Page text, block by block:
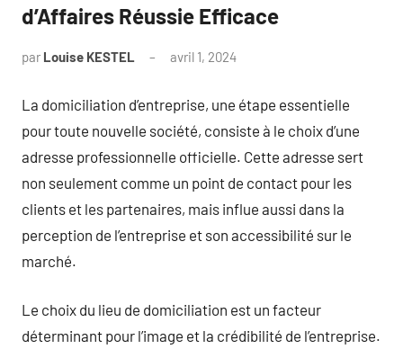
d’Affaires Réussie Efficace
par Louise KESTEL avril 1, 2024
La domiciliation d’entreprise, une étape essentielle
pour toute nouvelle société, consiste à le choix d’une
adresse professionnelle officielle. Cette adresse sert
non seulement comme un point de contact pour les
clients et les partenaires, mais influe aussi dans la
perception de l’entreprise et son accessibilité sur le
marché.
Le choix du lieu de domiciliation est un facteur
déterminant pour l’image et la crédibilité de l’entreprise.